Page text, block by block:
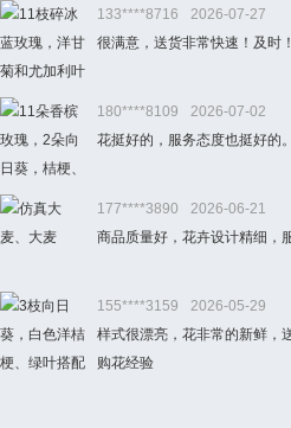
133****8716
2026-07-27
很满意，送货非常快速！及时！
180****8109
2026-07-02
花挺好的，服务态度也挺好的
177****3890
2026-06-21
商品质量好，花卉设计精细，
155****3159
2026-05-29
样式很漂亮，花非常的新鲜，
购花经验